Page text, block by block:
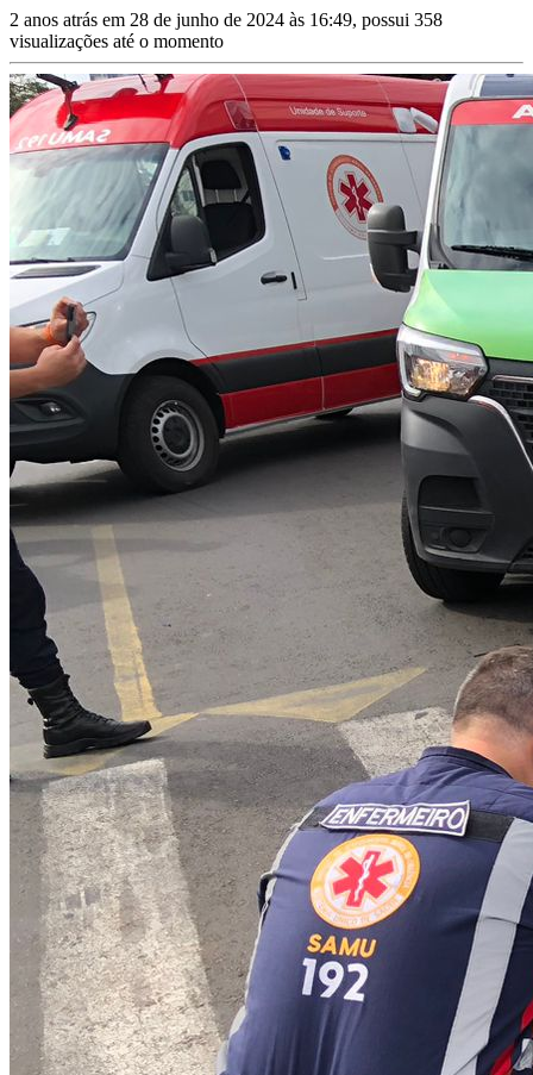
2 anos atrás em 28 de junho de 2024 às 16:49, possui 358
visualizações até o momento